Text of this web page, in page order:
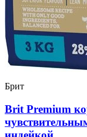
Брит
Brit Premium